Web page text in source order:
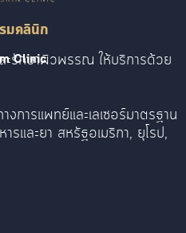
มคลินิก
Clinic
ะรักษาผิวพรรณ ให้บริการด้วย
ารแพทย์และเลเซอร์มาตรฐาน
รและยา สหรัฐอเมริกา, ยุโรป,